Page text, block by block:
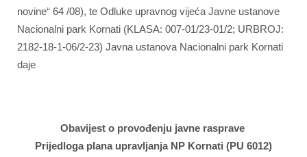
novine“ 64 /08), te Odluke upravnog vijeća Javne ustanove
Nacionalni park Kornati (KLASA: 007-01/23-01/2; URBROJ:
2182-18-1-06/2-23) Javna ustanova Nacionalni park Kornati
daje
Obavijest o provođenju javne rasprave
Prijedloga plana upravljanja NP Kornati (PU 6012)